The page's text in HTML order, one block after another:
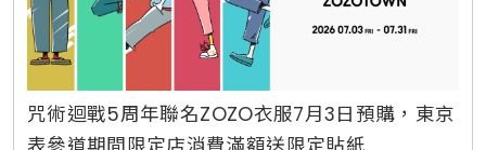
咒術迴戰5周年聯名ZOZO衣服7月3日預購，東京